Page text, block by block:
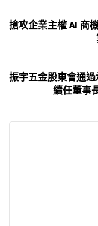
搶攻企業主權 AI 商
振宇五金股東會通
續任董事